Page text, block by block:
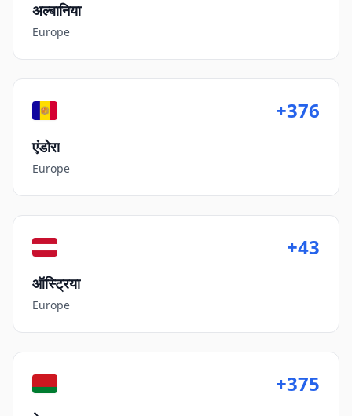
अल्बानिया
Europe
+376
एंडोरा
Europe
+43
ऑस्ट्रिया
Europe
+375